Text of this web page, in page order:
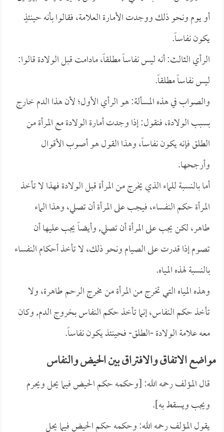
أو يوم ونحو ذلك ووجدت الأمارة العلامة، فقالوا بأنه حينئذٍ
يكون نفاساً.
الرأي الثالث: أنه ليس نفاساً مطلقاً، مادامت قبل الولادة قالوا:
ليس نفاساً مطلقاً.
والصواب في هذه المسألة: هو الرأي الأول؛ لأن هذا الدم خارج
بسبب الولادة، فنقول: إذا وجدت أمارة الولادة مع المرأة من
الطلق فإنه يكون نفاساً، وهذا القول هو أصوب الأقوال
وأرجحها.
أما بالنسبة للماء الذي يخرج من المرأة قبل الولادة فهذا لا تأخذ
المرأة حكم النفساء، فيجب على المرأة أن تصلي، وهذا الماء
طاهر، لكن يجب على المرأة أن تصلي, وأيضاً يجب عليها أن
تصوم إذا قدرت على الصيام ونحو ذلك، لا تأخذ أحكام النفساء
بالنسبة لهذه المياه.
وهذه المياه التي تخرج من المرأة من مخرج الرحم طاهرة، ولا
تأخذ حكم النفاس، إنما تأخذ حكم النفاس بخروج الدم, وكان
معه علامة الولادة -الطلق- فحينئذ يكون نفاساً.
مواضع الاتفاق والافتراق بين الحيض والنفاس
قال المؤلف رحمه الله: [وحكمه حكم الحيض فيما يحل ويحرم
ويجب ويسقط به].
يقول المؤلف رحمه الله: وحكمه حكم الحيض فيما يحل